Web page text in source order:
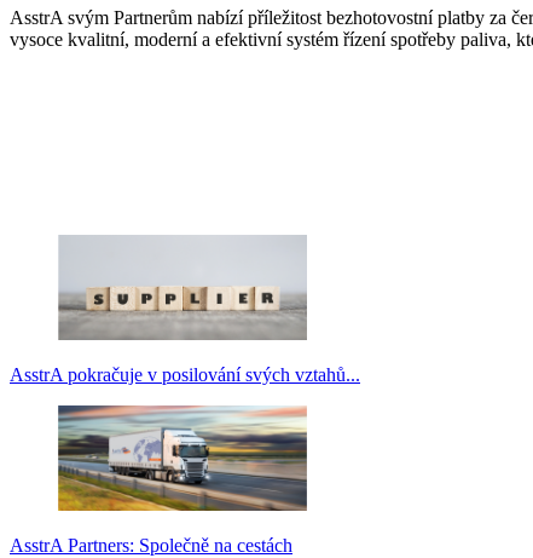
AsstrA svým Partnerům nabízí příležitost bezhotovostní platby za
vysoce kvalitní, moderní a efektivní systém řízení spotřeby paliva,
AsstrA pokračuje v posilování svých vztahů...
AsstrA Partners: Společně na cestách